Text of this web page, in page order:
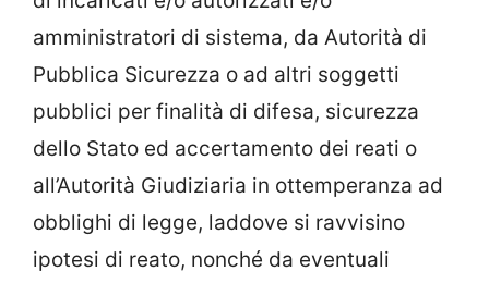
amministratori di sistema, da Autorità di
Pubblica Sicurezza o ad altri soggetti
pubblici per finalità di difesa, sicurezza
dello Stato ed accertamento dei reati o
all’Autorità Giudiziaria in ottemperanza ad
obblighi di legge, laddove si ravvisino
ipotesi di reato, nonché da eventuali